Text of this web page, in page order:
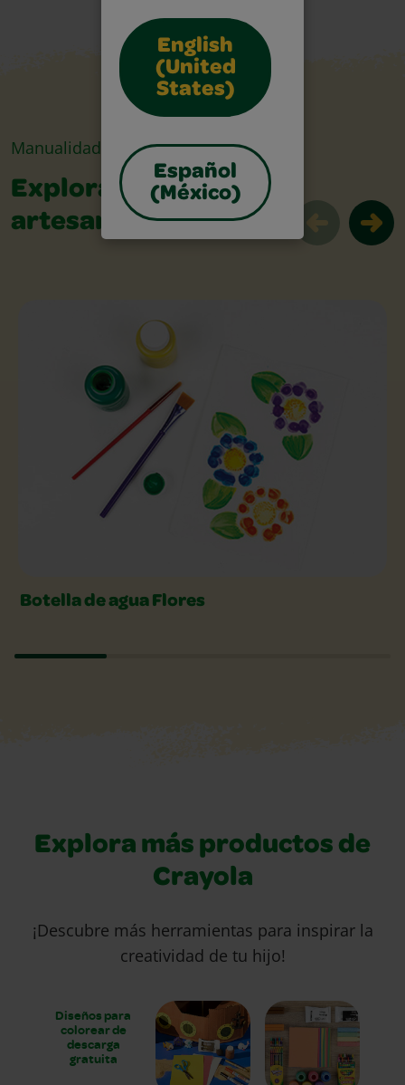
English
(United
States)
Español
(México)
Manualidades
Explora las
artesanías
Botella de agua Flores
Explora más productos de
Crayola
¡Descubre más herramientas para inspirar la
creatividad de tu hijo!
Diseños para
colorear de
descarga
gratuita